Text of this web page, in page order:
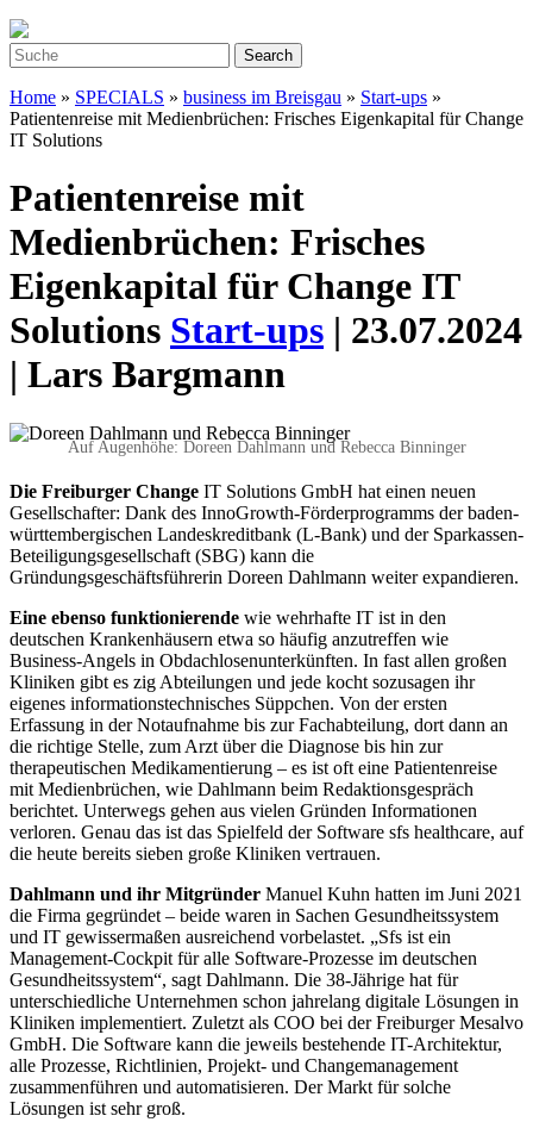
Home » SPECIALS » business im Breisgau » Start-ups »
Patientenreise mit Medienbrüchen: Frisches Eigenkapital für Change
IT Solutions
Patientenreise mit
Medienbrüchen: Frisches
Eigenkapital für Change IT
Solutions Start-ups | 23.07.2024
| Lars Bargmann
Auf Augenhöhe: Doreen Dahlmann und Rebecca Binninger
Die Freiburger Change IT Solutions GmbH hat einen neuen
Gesellschafter: Dank des InnoGrowth-Förderprogramms der baden-
württembergischen Landes­kreditbank (L-Bank) und der Sparkassen-
Beteiligungsgesellschaft (SBG) kann die
Gründungsgeschäftsführerin Doreen Dahlmann weiterexpandieren.
Eine ebenso funktionierende wie wehrhafte IT ist in den
deutschen Krankenhäusern etwa so häufig anzutreffen wie
Business-Angels in Obdachlosenunterkünften. In fast allen großen
Kliniken gibt es zig Abteilungen und jede kocht sozusagen ihr
eigenes informationstechnisches Süppchen. Von der ersten
Erfassung in der Notaufnahme bis zur Fachabteilung, dort dann an
die richtige Stelle, zum Arzt über die Diagnose bis hin zur
therapeutischen Medikamentierung – es ist oft eine Patientenreise
mit Medienbrüchen, wie Dahlmann beim Redaktionsgespräch
berichtet. Unterwegs gehen aus vielen Gründen Infor­mationen
verloren. Genau das ist das Spielfeld der Software sfs healthcare, auf
die heute bereits sieben große Kliniken vertrauen.
Dahlmann und ihr Mitgründer Manuel Kuhn hatten im Juni 2021
die Firma gegründet – beide waren in Sachen Gesundheitssystem
und IT gewissermaßen ausreichend vorbelastet. „Sfs ist ein
Management-Cockpit für alle Software-Prozesse im deutschen
Gesundheitssystem“, sagt Dahlmann. Die 38-­Jährige hat für
unterschiedliche Unternehmen schon jahrelang digitale Lösungen in
Kliniken imple­­mentiert. Zuletzt als COO bei der Freiburger Mesalvo
GmbH. Die Software kann die jeweils bestehende IT-Architektur,
alle Prozesse, Richtlinien, Projekt- und Changemanagement
zusammenführen und automatisieren. Der Markt für solche
Lösungen ist sehr groß.